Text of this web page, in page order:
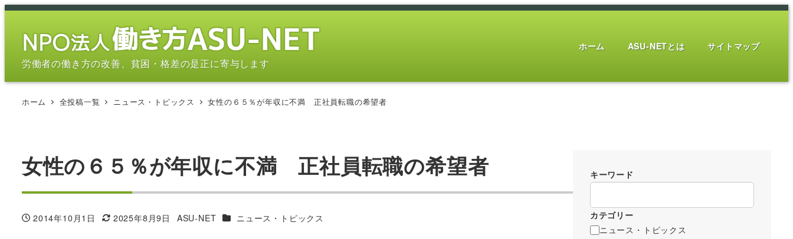
メ
労働者の働き方の改善、貧困・格差の是正に寄与します
ホーム ASU-NETとは サイトマップ
ホーム 全投稿一覧 ニュース・トピックス 女性の６５％が年収に不満 正社員転職の希望者
女性の６５％が年収に不満 正社員転職の希望者
投稿日
2014年10月1日
更新日
2025年8月9日
著
ASU-NET カテゴリー
ニュース・トピックス
キーワード
カテゴリー
ニュース・トピックス